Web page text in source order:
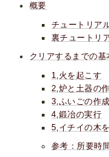
概要
チュートリア
裏チュートリ
クリアするまでの基
1,火を起こす
2,炉と土器の
3,ふいごの作成
4,鍛冶の実行
5,イチイの木
参考：所要時